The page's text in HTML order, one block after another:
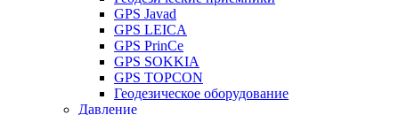
GPS Javad
GPS LEICA
GPS PrinCe
GPS SOKKIA
GPS TOPCON
Геодезическое оборудование
Давление